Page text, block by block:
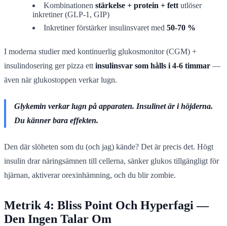
Kombinationen stärkelse + protein + fett utlöser
inkretiner (GLP-1, GIP)
Inkretiner förstärker insulinsvaret med 50-70 %
I moderna studier med kontinuerlig glukosmonitor (CGM) +
insulindosering ger pizza ett insulinsvar som hålls i 4-6 timmar —
även när glukostoppen verkar lugn.
Glykemin verkar lugn på apparaten. Insulinet är i höjderna.
Du känner bara effekten.
Den där slöheten som du (och jag) kände? Det är precis det. Högt
insulin drar näringsämnen till cellerna, sänker glukos tillgängligt för
hjärnan, aktiverar orexinhämning, och du blir zombie.
Metrik 4: Bliss Point Och Hyperfagi —
Den Ingen Talar Om